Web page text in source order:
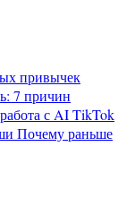
привычек
7 причин
с AITikTok
Почему раньше